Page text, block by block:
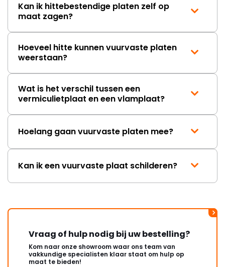
Kan ik hittebestendige platen zelf op
maat zagen?
Hoeveel hitte kunnen vuurvaste platen
weerstaan?
Wat is het verschil tussen een
vermiculietplaat en een vlamplaat?
Hoelang gaan vuurvaste platen mee?
Kan ik een vuurvaste plaat schilderen?
Vraag of hulp nodig bij uw bestelling?
Kom naar onze showroom waar ons team van
vakkundige specialisten klaar staat om hulp op
maat te bieden!